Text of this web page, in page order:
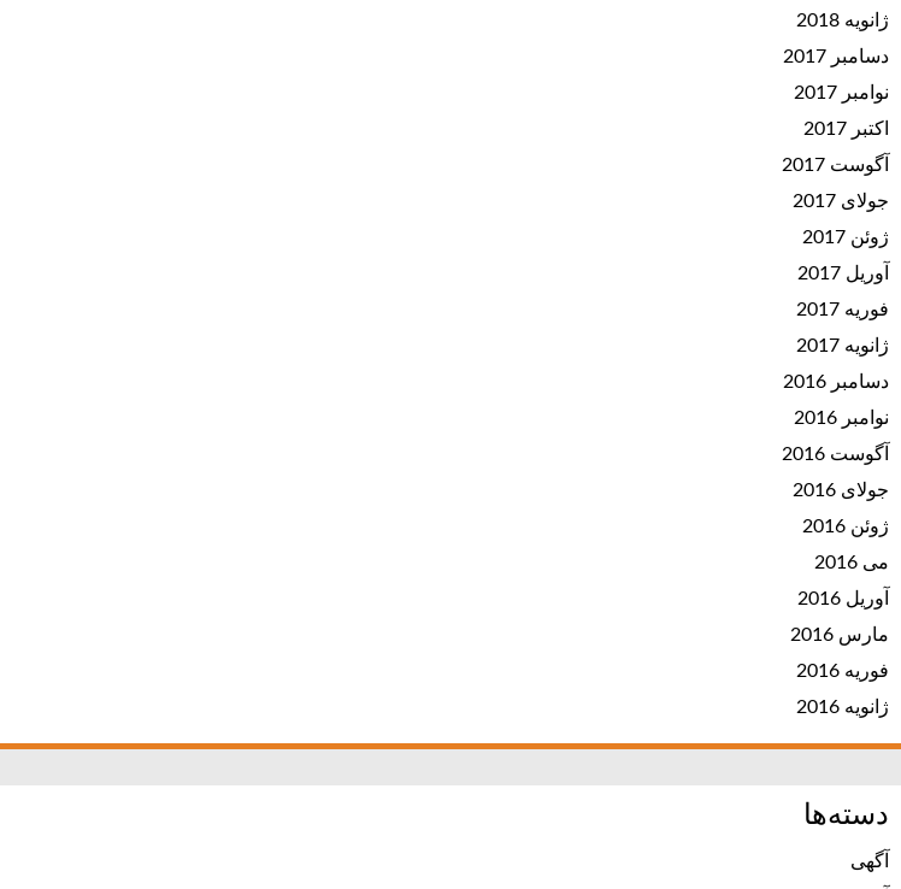
ژانویه 2018
دسامبر 2017
نوامبر 2017
اکتبر 2017
آگوست 2017
جولای 2017
ژوئن 2017
آوریل 2017
فوریه 2017
ژانویه 2017
دسامبر 2016
نوامبر 2016
آگوست 2016
جولای 2016
ژوئن 2016
می 2016
آوریل 2016
مارس 2016
فوریه 2016
ژانویه 2016
دسته‌ها
آگهی